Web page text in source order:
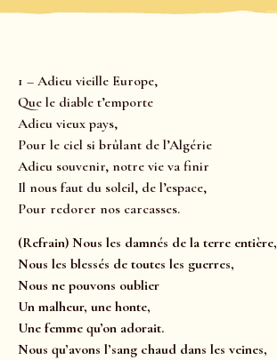
1 – Adieu vieille Europe,
Que le diable t’emporte
Adieu vieux pays,
Pour le ciel si brûlant de l’Algérie
Adieu souvenir, notre vie va finir
Il nous faut du soleil, de l’espace,
Pour redorer nos carcasses.
(Refrain) Nous les damnés de la terre entière,
Nous les blessés de toutes les guerres,
Nous ne pouvons oublier
Un malheur, une honte,
Une femme qu’on adorait.
Nous qu’avons l’sang chaud dans les veines,